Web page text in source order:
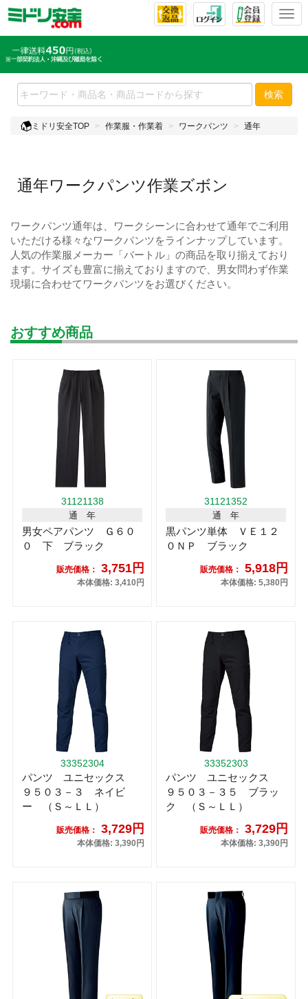
T
l
e
n
n
検索
ミドリ安全TOP 作業服・作業着 ワークパンツ 通年
通年ワークパンツ作業ズボン
ワークパンツ通年は、ワークシーンに合わせて通年でご利用
いただける様々なワークパンツをラインナップしています。
人気の作業服メーカー「バートル」の商品を取り揃えており
ます。サイズも豊富に揃えておりますので、男女問わず作業
現場に合わせてワークパンツをお選びください。
おすすめ商品
31121138
通 年
男女ペアパンツ Ｇ６０
０ 下 ブラック
販売価格： 3,751円
本体価格: 3,410円
31121352
通 年
黒パンツ単体 ＶＥ１２
０ＮＰ ブラック
販売価格： 5,918円
本体価格: 5,380円
33352304
パンツ ユニセックス
９５０３－３ ネイビ
ー （Ｓ～ＬＬ）
販売価格： 3,729円
本体価格: 3,390円
33352303
パンツ ユニセックス
９５０３－３５ ブラッ
ク （Ｓ～ＬＬ）
販売価格： 3,729円
本体価格: 3,390円